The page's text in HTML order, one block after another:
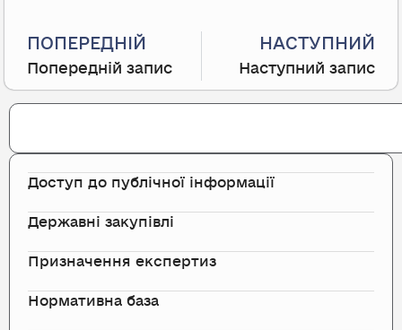
ПОПЕРЕДНІЙ
Попередній запис
НАСТУПНИЙ
Наступний запис
Search
Доступ до публічної інформації
Державні закупівлі
Призначення експертиз
Нормативна база